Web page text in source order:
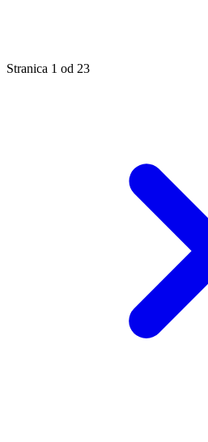
Stranica 1 od 23